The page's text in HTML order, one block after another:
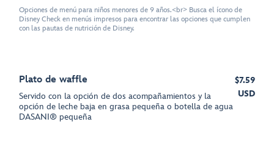
Opciones de menú para niños menores de 9 años.<br> Busca el ícono de
Disney Check en menús impresos para encontrar las opciones que cumplen
con las pautas de nutrición de Disney.
Plato de waffle
Servido con la opción de dos acompañamientos y la
opción de leche baja en grasa pequeña o botella de agua
DASANI® pequeña
$7.59
USD